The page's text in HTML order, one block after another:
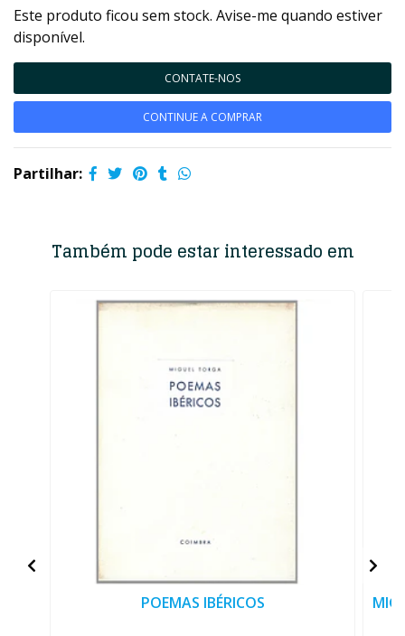
Este produto ficou sem stock. Avise-me quando estiver
disponível.
CONTATE-NOS
CONTINUE A COMPRAR
Partilhar:
Também pode estar interessado em
POEMAS IBÉRICOS